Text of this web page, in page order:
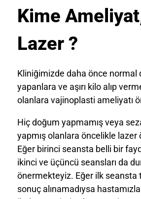
Kime
Lazer ?
Kliniğimizde daha önce normal
yapanlara ve aşırı kilo alıp
olanlara vajinoplasti ameliyatı
Hiç doğum yapmamış veya
yapmış olanlara öncelikle
Eğer birinci seansta belli bir
ikinci ve üçüncü seansları da
önermekteyiz. Eğer ilk seansta
sonuç alınamadıysa